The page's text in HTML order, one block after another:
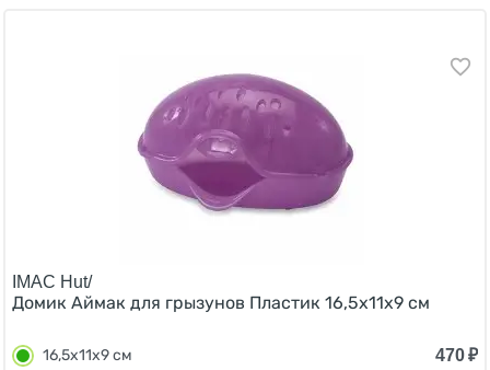
IMAC Hut/
Домик Аймак для грызунов Пластик 16,5х11х9 см
16,5х11х9 см 470₽